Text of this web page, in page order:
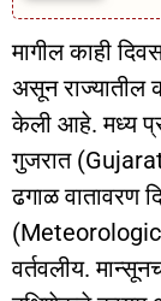
मागील काही
असून राज्यातील
केली आहे. मध्य
गुजरात
ढगाळ वातावरण
वर्तवलीय.